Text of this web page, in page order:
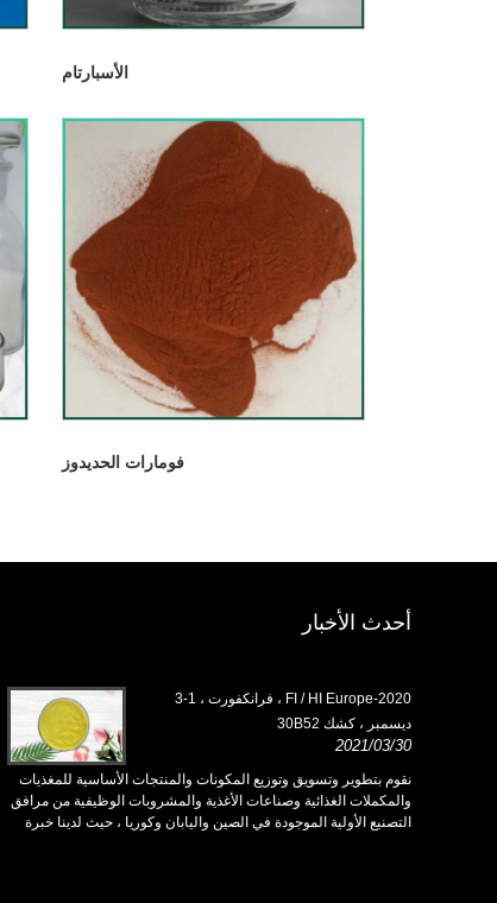
الأسبارتام
فومارات الحديدوز
أحدث الأخبار
2020-FI / HI Europe ، فرانكفورت ، 1-3
ديسمبر ، كشك 30B52
2021/03/30
نقوم بتطوير وتسويق وتوزيع المكونات والمنتجات الأساسية للمغذيات
والمكملات الغذائية وصناعات الأغذية والمشروبات الوظيفية من مرافق
التصنيع الأولية الموجودة في الصين واليابان وكوريا ، حيث لدينا خبرة